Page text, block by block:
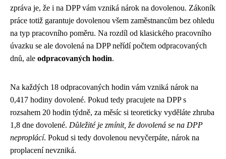
zpráva je, že i na DPP vám vzniká nárok na dovolenou. Zákoník
práce totiž garantuje dovolenou všem zaměstnancům bez ohledu
na typ pracovního poměru. Na rozdíl od klasického pracovního
úvazku se ale dovolená na DPP neřídí počtem odpracovaných
dnů, ale odpracovaných hodin.
Na každých 18 odpracovaných hodin vám vzniká nárok na
0,417 hodiny dovolené. Pokud tedy pracujete na DPP s
rozsahem 20 hodin týdně, za měsíc si teoreticky vyděláte zhruba
1,8 dne dovolené. Důležité je zmínit, že dovolená se na DPP
neproplácí. Pokud si tedy dovolenou nevyčerpáte, nárok na
proplacení nevzniká.